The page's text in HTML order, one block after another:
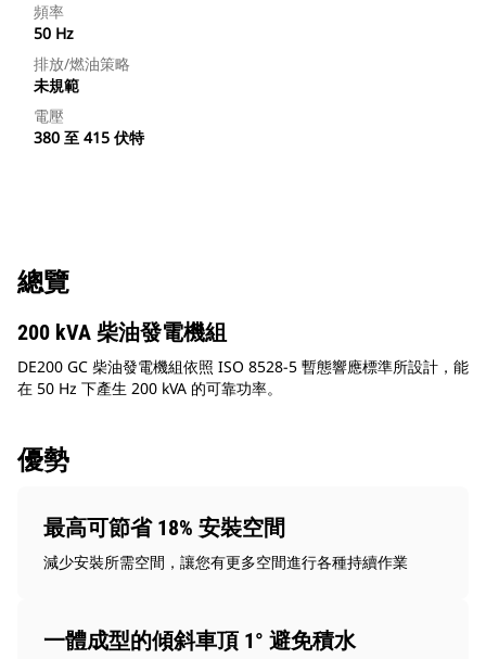
頻率
50 Hz
排放/燃油策略
未規範
電壓
380 至 415 伏特
總覽
200 kVA 柴油發電機組
DE200 GC 柴油發電機組依照 ISO 8528-5 暫態響應標準所設計，能
在 50 Hz 下產生 200 kVA 的可靠功率。
優勢
最高可節省 18% 安裝空間
減少安裝所需空間，讓您有更多空間進行各種持續作業
一體成型的傾斜車頂 1° 避免積水